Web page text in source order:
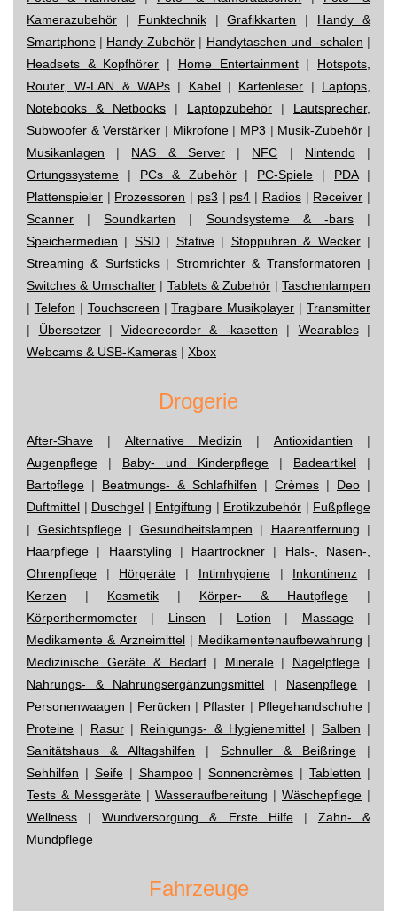
Kamerazubehör | Funktechnik|Grafikkarten | Handy &
Smartphone | Handy-Zubehör | Handytaschen und -schalen |
Headsets & Kopfhörer | Home Entertainment| Hotspots,
Router, W-LAN & WAPs | Kabel| Kartenleser | Laptops,
Notebooks & Netbooks | Laptopzubehör | Lautsprecher,
Subwoofer & Verstärker | Mikrofone| MP3 | Musik-Zubehör |
Musikanlagen | NAS & Server| NFC | Nintendo|
Ortungssysteme | PCs & Zubehör| PC-Spiele | PDA|
Plattenspieler | Prozessoren | ps3 | ps4 | Radios| Receiver |
Scanner |Soundkarten | Soundsysteme & -bars|
Speichermedien | SSD| Stative| Stoppuhren & Wecker|
Streaming & Surfsticks| Stromrichter & Transformatoren |
Switches & Umschalter| Tablets & Zubehör | Taschenlampen
| Telefon | Touchscreen |Tragbare Musikplayer | Transmitter
| Übersetzer| Videorecorder & -kasetten | Wearables|
Webcams & USB-Kameras | Xbox
Drogerie
After-Shave | Alternative Medizin | Antioxidantien |
Augenpflege | Baby- und Kinderpflege | Badeartikel |
Bartpflege | Beatmungs- & Schlafhilfen | Crèmes | Deo |
Duftmittel | Duschgel | Entgiftung | Erotikzubehör | Fußpflege
| Gesichtspflege| Gesundheitslampen | Haarentfernung |
Haarpflege | Haarstyling | Haartrockner | Hals-, Nasen-,
Ohrenpflege | Hörgeräte | Intimhygiene| Inkontinenz |
Kerzen | Kosmetik | Körper- & Hautpflege |
Körperthermometer | Linsen | Lotion | Massage|
Medikamente & Arzneimittel| Medikamentenaufbewahrung |
Medizinische Geräte & Bedarf| Minerale| Nagelpflege|
Nahrungs- & Nahrungsergänzungsmittel | Nasenpflege |
Personenwaagen | Perücken | Pflaster | Pflegehandschuhe |
Proteine | Rasur| Reinigungs- & Hygienemittel | Salben |
Sanitätshaus & Alltagshilfen | Schnuller & Beißringe|
Sehhilfen | Seife| Shampoo|Sonnencrèmes |Tabletten |
Tests & Messgeräte | Wasseraufbereitung | Wäschepflege |
Wellness |Wundversorgung & Erste Hilfe| Zahn- &
Mundpflege
Fahrzeuge